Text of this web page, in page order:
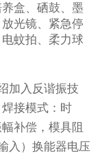
盒、硒鼓、墨
光镜、紧急停
蚊拍、柔力球
加入反谐振技
接模式：时
补偿，模具阻
入）换能器电压